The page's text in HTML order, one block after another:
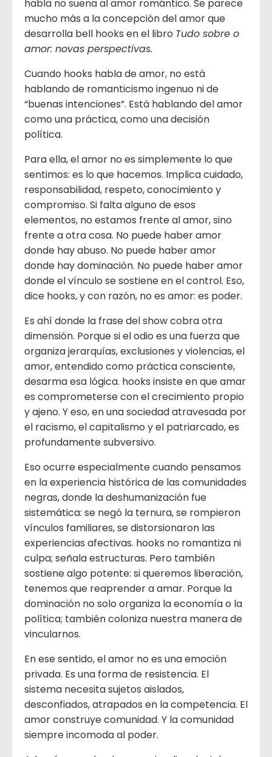
habla no suena al amor romántico. Se parece
mucho más a la concepción del amor que
desarrolla bell hooks en el libro Tudo sobre o
amor: novas perspectivas.
Cuando hooks habla de amor, no está
hablando de romanticismo ingenuo ni de
“buenas intenciones”. Está hablando del amor
como una práctica, como una decisión
política.
Para ella, el amor no es simplemente lo que
sentimos: es lo que hacemos. Implica cuidado,
responsabilidad, respeto, conocimiento y
compromiso. Si falta alguno de esos
elementos, no estamos frente al amor, sino
frente a otra cosa. No puede haber amor
donde hay abuso. No puede haber amor
donde hay dominación. No puede haber amor
donde el vínculo se sostiene en el control. Eso,
dice hooks, y con razón, no es amor: es poder.
Es ahí donde la frase del show cobra otra
dimensión. Porque si el odio es una fuerza que
organiza jerarquías, exclusiones y violencias, el
amor, entendido como práctica consciente,
desarma esa lógica. hooks insiste en que amar
es comprometerse con el crecimiento propio
y ajeno. Y eso, en una sociedad atravesada por
el racismo, el capitalismo y el patriarcado, es
profundamente subversivo.
Eso ocurre especialmente cuando pensamos
en la experiencia histórica de las comunidades
negras, donde la deshumanización fue
sistemática: se negó la ternura, se rompieron
vínculos familiares, se distorsionaron las
experiencias afectivas. hooks no romantiza ni
culpa; señala estructuras. Pero también
sostiene algo potente: si queremos liberación,
tenemos que reaprender a amar. Porque la
dominación no solo organiza la economía o la
política; también coloniza nuestra manera de
vincularnos.
En ese sentido, el amor no es una emoción
privada. Es una forma de resistencia. El
sistema necesita sujetos aislados,
desconfiados, atrapados en la competencia. El
amor construye comunidad. Y la comunidad
siempre incomoda al poder.